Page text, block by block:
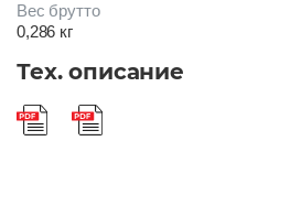
Вес брутто
0,286 кг
Вид упаковки
Короб
Тех. описание